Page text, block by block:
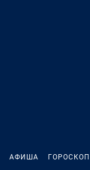
АФИША ГОРОСКОП